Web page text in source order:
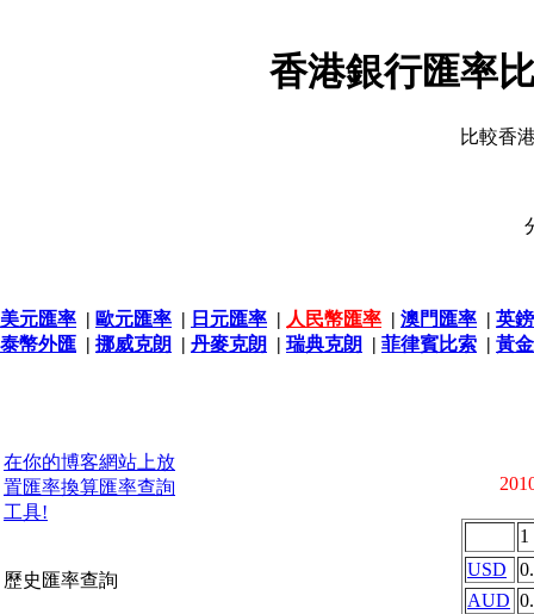
香港銀行匯率
比較香
美元匯率 | 歐元匯率 | 日元匯率 | 人民幣匯率 | 澳門匯率 | 英
泰幣外匯 | 挪威克朗 | 丹麥克朗 | 瑞典克朗 | 菲律賓比索 | 黃
在你的博客網站上放
置匯率換算匯率查詢
工具!
歷史匯率查詢
1
USD
AUD